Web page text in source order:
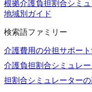
根拠介護負担割合シミ
地域別ガイド
検索語ファミリー
介護費用の分担サポート
介護負担割合シミュレ
担割合シミュレーター